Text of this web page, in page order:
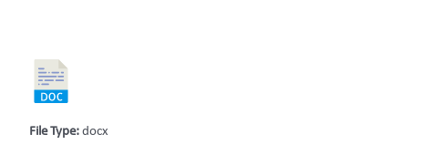
File Type:docx